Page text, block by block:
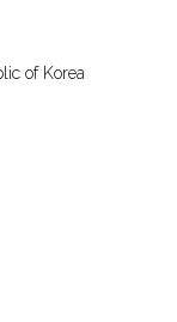
of Korea